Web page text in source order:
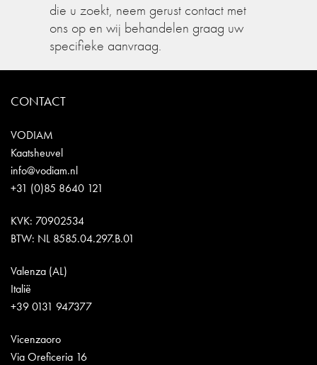
die u zoekt, neem gerust contact met
ons op en wij behandelen graag uw
specifieke aanvraag.
CONTACT
VODIAM
Kaatsheuvel
info@vodiam.nl
+31 (0)85 8640 121
KVK: 70902534
BTW: NL 8585.04.297.B.01
Valenza (AL)
Italië
+39 0131 947377
Vicenzaoro
Via Oreficeria 16